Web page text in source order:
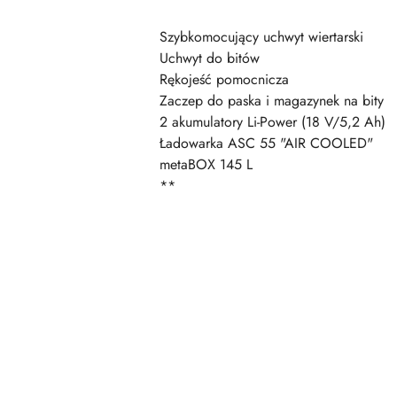
Szybkomocujący uchwyt wiertarski
Uchwyt do bitów
Rękojeść pomocnicza
Zaczep do paska i magazynek na bity
2 akumulatory Li-Power (18 V/5,2 Ah)
Ładowarka ASC 55 "AIR COOLED"
metaBOX 145 L
**